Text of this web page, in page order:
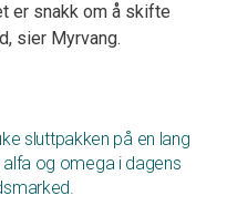
er snakk om å skifte
sier Myrvang.
sluttpakken på en lang
og omega i dagens